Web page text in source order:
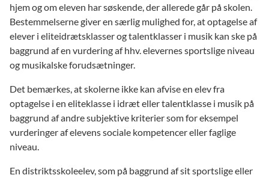
hjem og om eleven har søskende, der allerede går på skolen.
Bestemmelserne giver en særlig mulighed for, at optagelse af
elever i eliteidrætsklasser og talentklasser i musik kan ske på
baggrund af en vurdering af hhv. elevernes sportslige niveau
og musikalske forudsætninger.
Det bemærkes, at skolerne ikke kan afvise en elev fra
optagelse i en eliteklasse i idræt eller talentklasse i musik på
baggrund af andre subjektive kriterier som for eksempel
vurderinger af elevens sociale kompetencer eller faglige
niveau.
En distriktsskoleelev, som på baggrund af sit sportslige eller